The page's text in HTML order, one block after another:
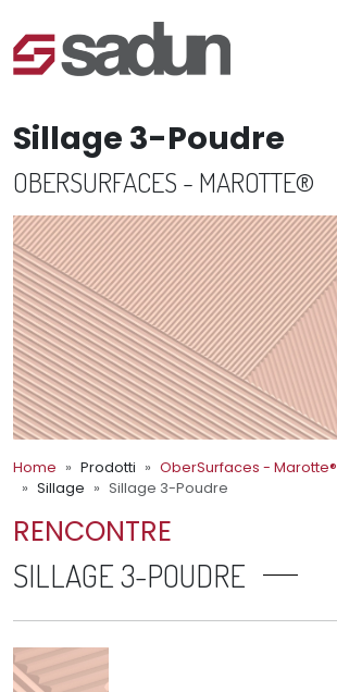
Sillage 3-Poudre
OBERSURFACES - MAROTTE®
Home Prodotti OberSurfaces - Marotte®
Sillage
Sillage 3-Poudre
RENCONTRE
SILLAGE 3-POUDRE